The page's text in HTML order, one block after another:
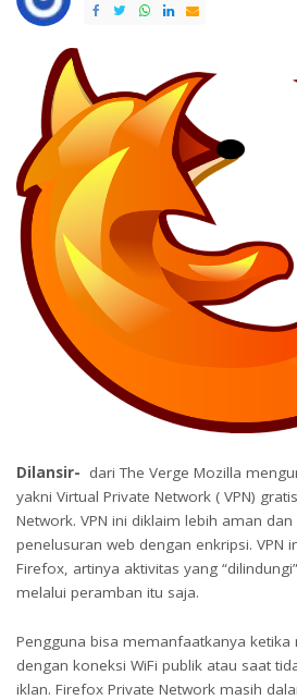
by
Dilansir- dari The Verge Mozilla
yakni Virtual Private Network ( VPN)
Network. VPN ini diklaim lebih aman
penelusuran web dengan enkripsi. VPN
Firefox, artinya aktivitas yang
melalui peramban itu saja.
Pengguna bisa memanfaatkanya
dengan koneksi WiFi publik atau saat
iklan. Firefox Private Network masih